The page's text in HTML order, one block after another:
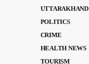
UTTARAKHAND
POLITICS
CRIME
HEALTH NEWS
TOURISM